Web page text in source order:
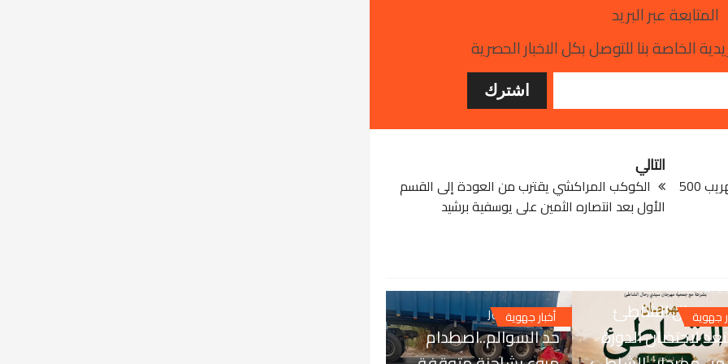
المتابعة عبر البريد
الخاصة بنا للتوصل بكل الاخبار الحصرية
التالي
الكوكب المراكشي يقترب من العودة إلى القسم
الأول بعد انتصاره الثمين على يوسفية برشيد
اليقظة في ميناء طنجة المتوسط توقف تهريب 500
جهوية
JUL 24,
رحال الشاطئ
لاحتضان الدورة
أخبار جهوية
JUL 23, 2026
حد السوالم..اصطدام